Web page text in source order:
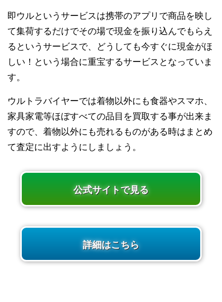
即ウルというサービスは携帯のアプリで商品を映し
て集荷するだけでその場で現金を振り込んでもらえ
るというサービスで、どうしても今すぐに現金がほ
しい！という場合に重宝するサービスとなっていま
す。
ウルトラバイヤーでは着物以外にも食器やスマホ、
家具家電等ほぼすべての品目を買取する事が出来ま
すので、着物以外にも売れるものがある時はまとめ
て査定に出すようにしましょう。
公式サイトで見る
詳細はこちら